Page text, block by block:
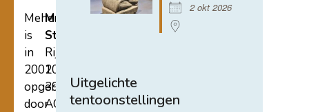
2 okt 2026
Uitgelichte
tentoonstellingen
Mehen
is
in
2002
opgericht
door
Mehen
Studiecentrum
Rijksstraatweg
107A
3921
AC